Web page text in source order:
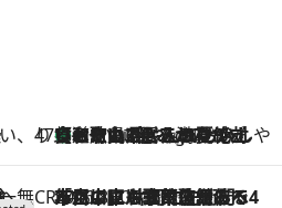
47都道府県の手みやげ ひんやりスイーツで夏を満喫
2 Minutes Ago
【和歌山県】この夏絶対食べたい 冷やしておいしいおやつ3選 みかんがごろっと丸ごと入ったジュレ
へ CREA'S CHOICE
2026.8.7
「立川にも歌舞伎があるんだよ」 片岡仁左衛門・市川中車ら豪華座組みで4年目の立川立飛歌舞伎へ